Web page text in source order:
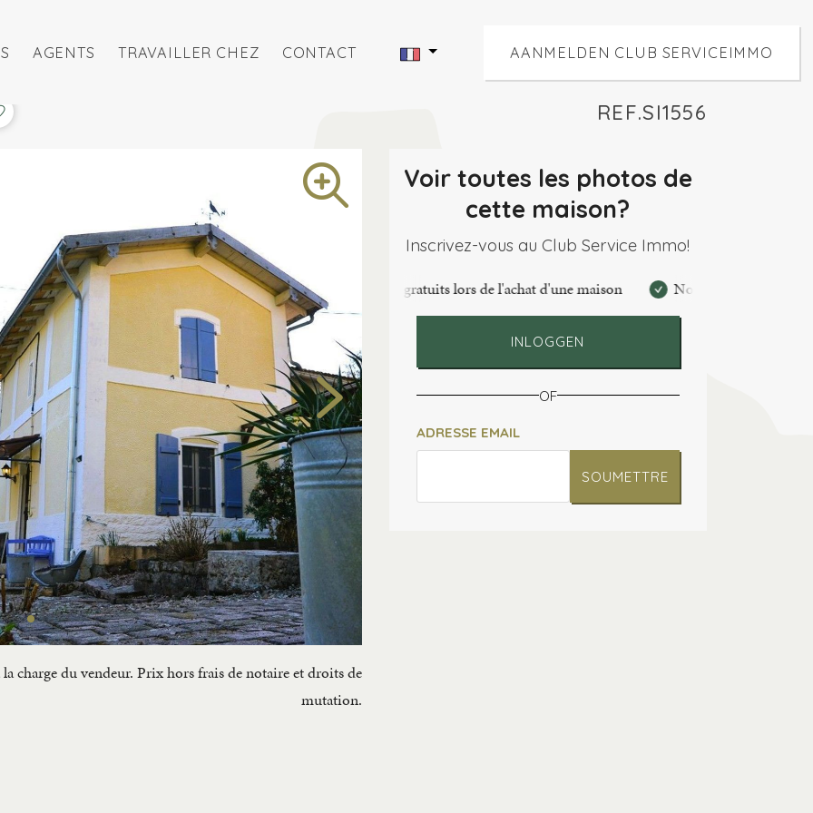
AGENTS TRAVAILLER CHEZ CONTACT AANMELDEN CLUB SERVICEIMMO
REF.SI1556
charge du vendeur. Prix hors frais de notaire et droits de
mutation.
Voir toutes les photos de
cette maison?
Inscrivez-vous au Club Service Immo!
Voir toutes les photos de maisons Conseils gratuits lors de l'achat d'une maison Nouvelle offre par e-mail
INLOGGEN
OF
ADRESSE EMAIL
SOUMETTRE